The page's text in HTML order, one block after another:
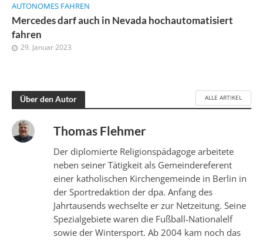
AUTONOMES FAHREN
Mercedes darf auch in Nevada hochautomatisiert
fahren
29. Januar 2023
Über den Autor ALLE ARTIKEL
Thomas Flehmer
Der diplomierte Religionspädagoge arbeitete
neben seiner Tätigkeit als Gemeindereferent
einer katholischen Kirchengemeinde in Berlin in
der Sportredaktion der dpa. Anfang des
Jahrtausends wechselte er zur Netzeitung. Seine
Spezialgebiete waren die Fußball-Nationalelf
sowie der Wintersport. Ab 2004 kam noch das